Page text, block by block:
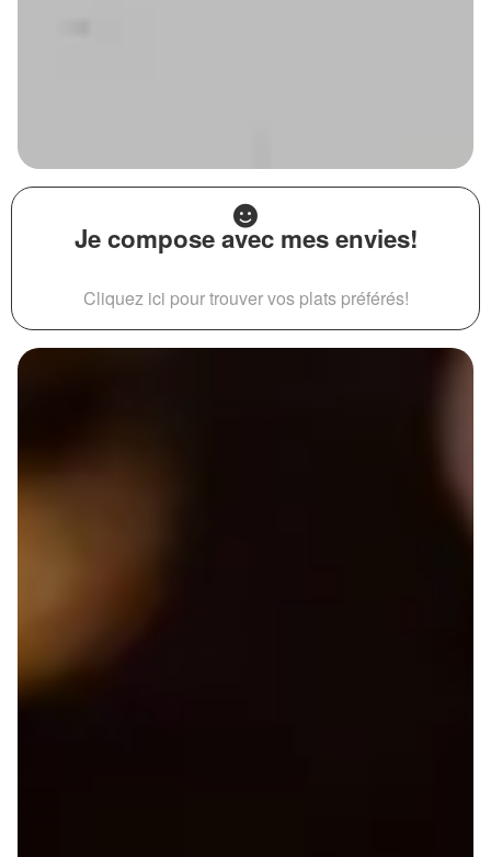
Je compose avec mes envies!
Cliquez ici pour trouver vos plats préférés!